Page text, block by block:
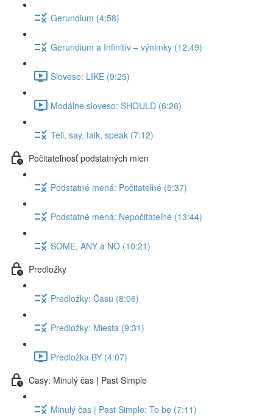
Gerundium (4:58)
Gerundium a Infinitív – výnimky (12:49)
Sloveso: LIKE (9:25)
Modálne sloveso: SHOULD (6:26)
Tell, say, talk, speak (7:12)
Počitateľnosť podstatných mien
Podstatné mená: Počitateľné (5:37)
Podstatné mená: Nepočitateľné (13:44)
SOME, ANY a NO (10:21)
Predložky
Predložky: Času (8:06)
Predložky: Miesta (9:31)
Predložka BY (4:07)
Časy: Minulý čas | Past Simple
Minulý čas | Past Simple: To be (7:11)